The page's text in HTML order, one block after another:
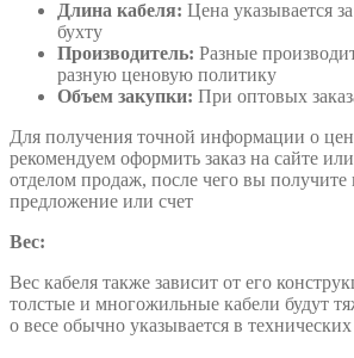
Длина кабеля: Цена указывается
бухту
Производитель: Разные
разную ценовую политику
Объем закупки: При оптовых
Для получения точной информации о
рекомендуем оформить заказ на сайте
отделом продаж, после чего вы получите
предложение или счет
Вес:
Вес кабеля также зависит от его
толстые и многожильные кабели будут
о весе обычно указывается в